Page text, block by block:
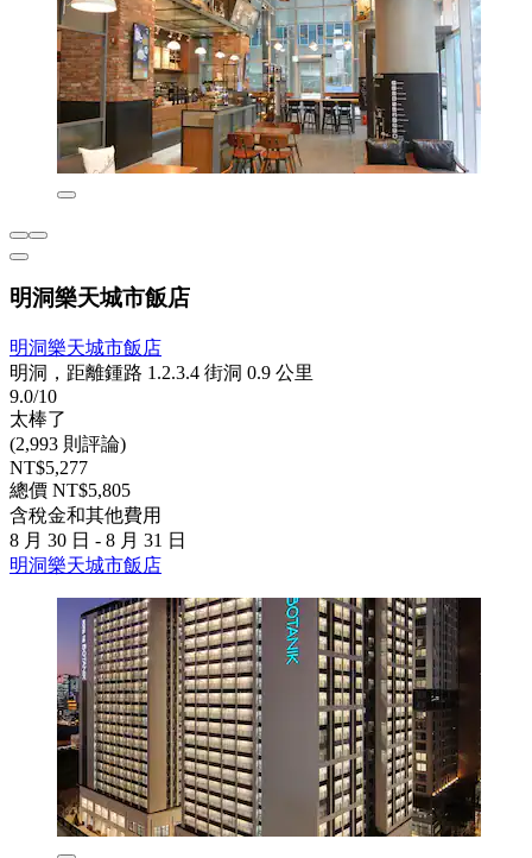
明洞樂天城市飯店
明洞樂天城市飯店
明洞，距離鍾路 1.2.3.4 街洞 0.9 公里
9.0/10
太棒了
(2,993 則評論)
NT$5,277
總價 NT$5,805
含稅金和其他費用
8 月 30 日 - 8 月 31 日
明洞樂天城市飯店